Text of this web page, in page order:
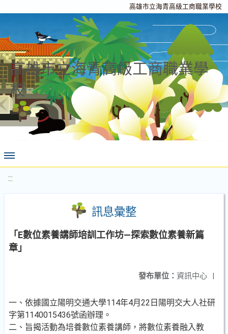
高雄市立海青高級工商職業學校
高雄市立海青高級工商職業學
校
:::
訊息彙整
「E數位素養講師培訓工作坊—探索數位素養新篇
章」
發布單位： 資訊中心 |
一、依據國立陽明交通大學114年4月22日陽明交大人社研
字第1140015436號函辦理。
二、旨揭活動為培養數位素養講師，將數位素養融入教